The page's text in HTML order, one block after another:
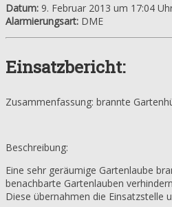
Datum: 9. Februar 2013 um 17:04
Alarmierungsart: DME
Einsatzbericht:
Zusammenfassung: brannte
Beschreibung:
Eine sehr geräumige Gartenlaube
benachbarte Gartenlauben
Diese übernahmen die Einsatzstelle